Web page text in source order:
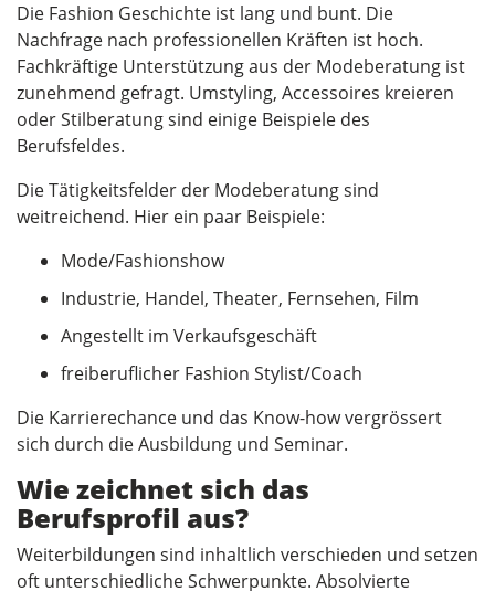
Die Fashion Geschichte ist lang und bunt. Die
Nachfrage nach professionellen Kräften ist hoch.
Fachkräftige Unterstützung aus der Modeberatung ist
zunehmend gefragt. Umstyling, Accessoires kreieren
oder Stilberatung sind einige Beispiele des
Berufsfeldes.
Die Tätigkeitsfelder der Modeberatung sind
weitreichend. Hier ein paar Beispiele:
Mode/Fashionshow
Industrie, Handel, Theater, Fernsehen, Film
Angestellt im Verkaufsgeschäft
freiberuflicher Fashion Stylist/Coach
Die Karrierechance und das Know-how vergrössert
sich durch die Ausbildung und Seminar.
Wie zeichnet sich das
Berufsprofil aus?
Weiterbildungen sind inhaltlich verschieden und setzen
oft unterschiedliche Schwerpunkte. Absolvierte